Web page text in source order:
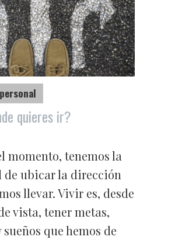
quieres ir?
momento, tenemos la
de ubicar la dirección
llevar. Vivir es, desde
vista, tener metas,
que hemos de